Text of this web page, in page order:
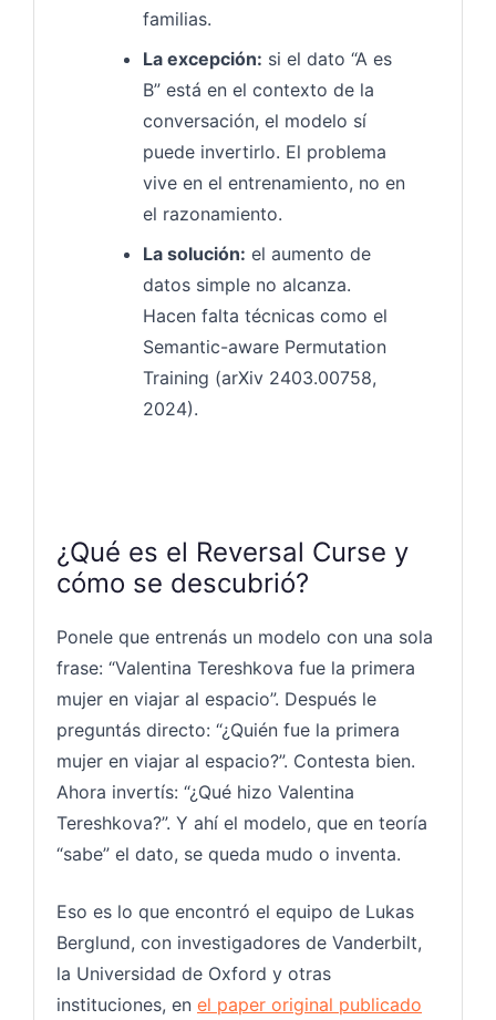
familias.
La excepción: si el dato “A es
B” está en el contexto de la
conversación, el modelo sí
puede invertirlo. El problema
vive en el entrenamiento, no en
el razonamiento.
La solución: el aumento de
datos simple no alcanza.
Hacen falta técnicas como el
Semantic-aware Permutation
Training (arXiv 2403.00758,
2024).
¿Qué es el Reversal Curse y
cómo se descubrió?
Ponele que entrenás un modelo con una sola
frase: “Valentina Tereshkova fue la primera
mujer en viajar al espacio”. Después le
preguntás directo: “¿Quién fue la primera
mujer en viajar al espacio?”. Contesta bien.
Ahora invertís: “¿Qué hizo Valentina
Tereshkova?”. Y ahí el modelo, que en teoría
“sabe” el dato, se queda mudo o inventa.
Eso es lo que encontró el equipo de Lukas
Berglund, con investigadores de Vanderbilt,
la Universidad de Oxford y otras
instituciones, en el paper original publicado